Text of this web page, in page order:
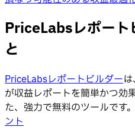
PriceLabsレポート
と
PriceLabsレポートビルダー
が収益レポートを簡単かつ効
た、強力で無料のツールです
ント